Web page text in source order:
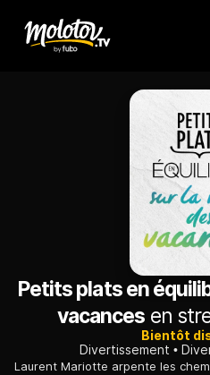
Petits plats en
vacances en
Bientôt
Divertissement